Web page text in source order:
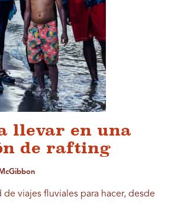
llevar en una
de rafting
de viajes fluviales para hacer, desde